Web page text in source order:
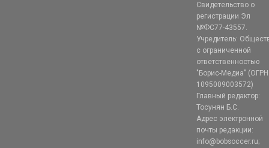
Свидетельство о
регистрации Эл
№ФС77-43557.
Учредитель:
с ограниченной
ответственностью
"Борис-Медиа" (ОГРН
1095009003572)
Главный редактор:
Тосунян Б.С.
Адрес электронной
почты редакции:
info@bobsoccer.ru;